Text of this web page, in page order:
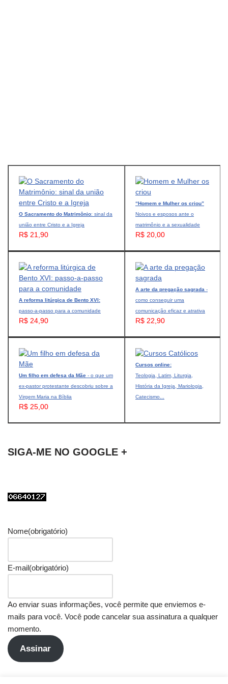
O Sacramento do Matrimônio: sinal da
união entre Cristo e a Igreja
R$ 21,90
“Homem e Mulher os criou”
Noivos e esposos ante o
matrimônio e a sexualidade
R$ 20,00
A reforma litúrgica de Bento XVI:
passo-a-passo para a comunidade
R$ 24,90
A arte da pregação sagrada -
como conseguir uma
comunicação eficaz e atrativa
R$ 22,90
Um filho em defesa da Mãe - o que um
ex-pastor protestante descobriu sobre a
Virgem Maria na Bíblia
R$ 25,00
Cursos online:
Teologia, Latim, Liturgia,
História da Igreja, Mariologia,
Catecismo...
SIGA-ME NO GOOGLE +
Nome(obrigatório)
E-mail(obrigatório)
Ao enviar suas informações, você permite que enviemos e-
mails para você. Você pode cancelar sua assinatura a qualquer
momento.
Assinar